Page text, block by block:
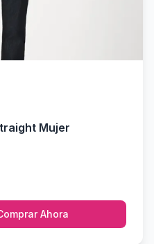
Mujer
Ahora